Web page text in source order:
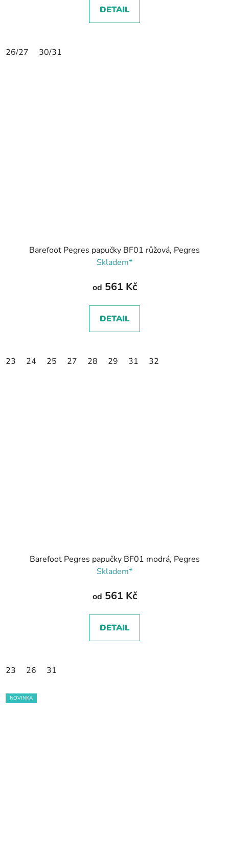
DETAIL
26/27 30/31
Barefoot Pegres papučky BF01 růžová, Pegres
Skladem*
od 561 Kč
DETAIL
23 24 25 27 28 29 31 32
Barefoot Pegres papučky BF01 modrá, Pegres
Skladem*
od 561 Kč
DETAIL
23 26 31
NOVINKA